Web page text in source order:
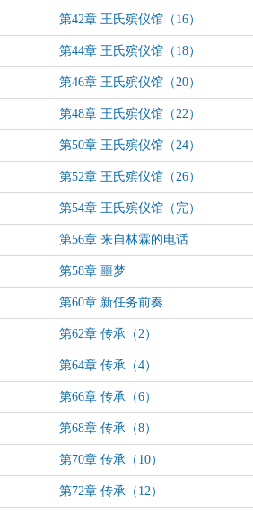
第42章 王氏殡仪馆（16）
第44章 王氏殡仪馆（18）
第46章 王氏殡仪馆（20）
第48章 王氏殡仪馆（22）
第50章 王氏殡仪馆（24）
第52章 王氏殡仪馆（26）
第54章 王氏殡仪馆（完）
第56章 来自林霖的电话
第58章 噩梦
第60章 新任务前奏
第62章 传承（2）
第64章 传承（4）
第66章 传承（6）
第68章 传承（8）
第70章 传承（10）
第72章 传承（12）